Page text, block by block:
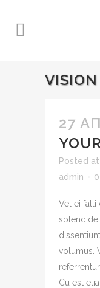
VISION
27
Posted at
admin
Vel ei falli
splendide
volumus.
Cu est